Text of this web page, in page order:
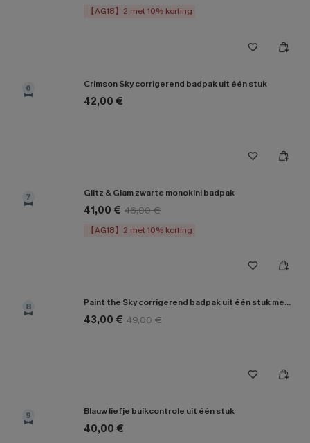
【AG18】2 met 10% korting
6 Crimson Sky corrigerend badpak uit één stuk
42,00 €
7 Glitz & Glam zwarte monokini badpak
41,00 € 46,00 €
【AG18】2 met 10% korting
8 Paint the Sky corrigerend badpak uit één stuk met buikcontrole
43,00 € 49,00 €
9 Blauw liefje buikcontrole uit één stuk
40,00 €